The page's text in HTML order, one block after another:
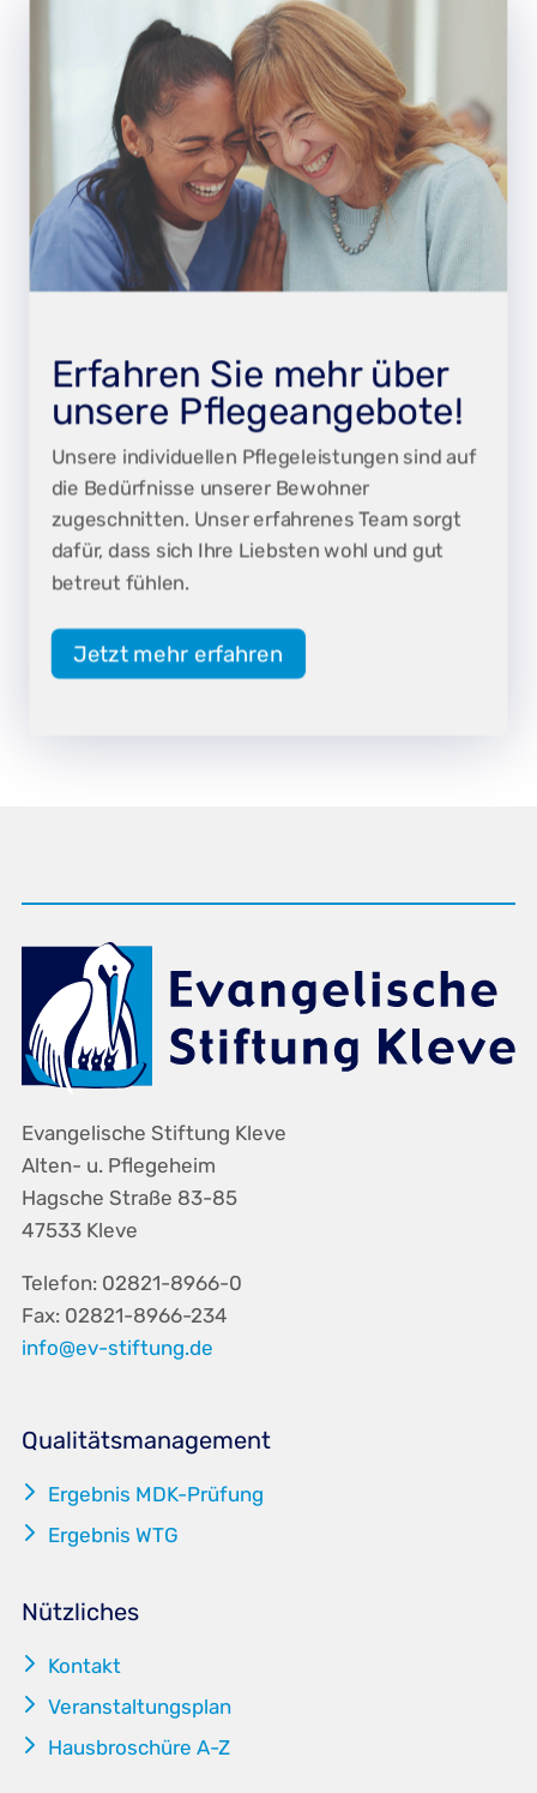
Erfahren Sie mehr über
unsere Pflegeangebote!
Unsere individuellen Pflegeleistungen sind auf
die Bedürfnisse unserer Bewohner
zugeschnitten. Unser erfahrenes Team sorgt
dafür, dass sich Ihre Liebsten wohl und gut
betreut fühlen.
Jetzt mehr erfahren
Evangelische Stiftung Kleve
Alten- u. Pflegeheim
Hagsche Straße 83-85
47533 Kleve
Telefon: 02821-8966-0
Fax: 02821-8966-234
info@ev-stiftung.de
Qualitätsmanagement
5 Ergebnis MDK-Prüfung
5 Ergebnis WTG
Nützliches
5 Kontakt
5 Veranstaltungsplan
5 Hausbroschüre A-Z